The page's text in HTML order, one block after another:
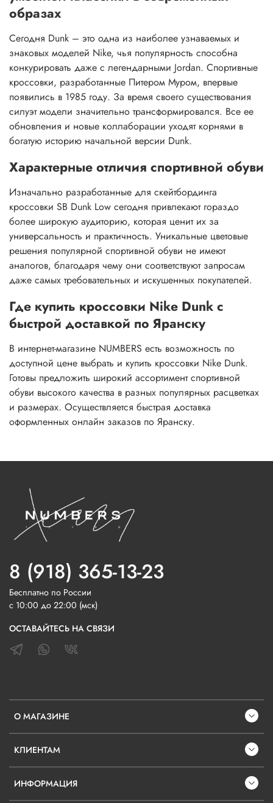
образах
Сегодня Dunk – это одна из наиболее узнаваемых и
знаковых моделей Nike, чья популярность способна
конкурировать даже с легендарными Jordan. Спортивные
кроссовки, разработанные Питером Муром, впервые
появились в 1985 году. За время своего существования
силуэт модели значительно трансформировался. Все ее
обновления и новые коллаборации уходят корнями в
богатую историю начальной версии Dunk.
Характерные отличия спортивной обуви
Изначально разработанные для скейтбординга
кроссовки SB Dunk Low сегодня привлекают гораздо
более широкую аудиторию, которая ценит их за
универсальность и практичность. Уникальные цветовые
решения популярной спортивной обуви не имеют
аналогов, благодаря чему они соответствуют запросам
даже самых требовательных и искушенных покупателей.
Где купить кроссовки Nike Dunk с
быстрой доставкой по Яранску
В интернет-магазине NUMBERS есть возможность по
доступной цене выбрать и купить кроссовки Nike Dunk.
Готовы предложить широкий ассортимент спортивной
обуви высокого качества в разных популярных расцветках
и размерах. Осуществляется быстрая доставка
оформленных онлайн заказов по Яранску.
О МАГАЗИНЕ
КЛИЕНТАМ
ИНФОРМАЦИЯ
8 (918) 365-13-23
Бесплатно по России
с 10:00 до 22:00 (мск)
ОСТАВАЙТЕСЬ НА СВЯЗИ